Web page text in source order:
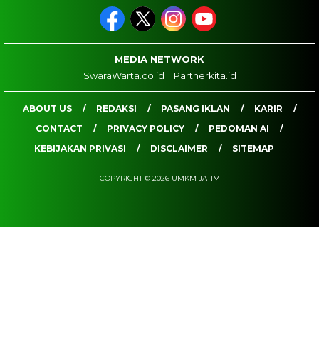
MEDIA NETWORK
SwaraWarta.co.id
Partnerkita.id
ABOUT US REDAKSI PASANG IKLAN
KARIR
CONTACT
PRIVACY POLICY
PEDOMAN AI
KEBIJAKAN PRIVASI
DISCLAIMER SITEMAP
COPYRIGHT © 2026 UMKM JATIM